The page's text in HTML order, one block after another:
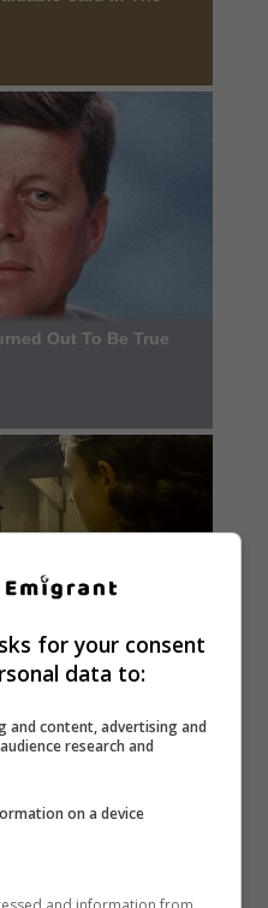
for your consent
data to:
and content, advertising and
research and
on a device